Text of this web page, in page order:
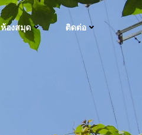
ห้องสมุด ติดต่อ